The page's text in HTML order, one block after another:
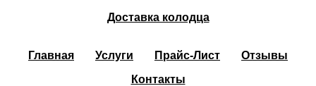
Доставка колодца
Главная Услуги Прайс-Лист
Отзывы
Контакты